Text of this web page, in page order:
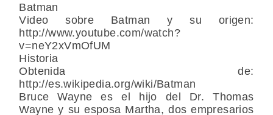
Batman
Video sobre Batman y su origen:
http://www.youtube.com/watch?
v=neY2xVmOfUM
Historia
Obtenida de:
http://es.wikipedia.org/wiki/Batman
Bruce Wayne es el hijo del Dr. Thomas
Wayne y su esposa Martha, dos empresarios